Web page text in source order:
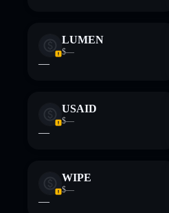
LUMEN
$—
—
USAID
$—
—
WIPE
$—
—